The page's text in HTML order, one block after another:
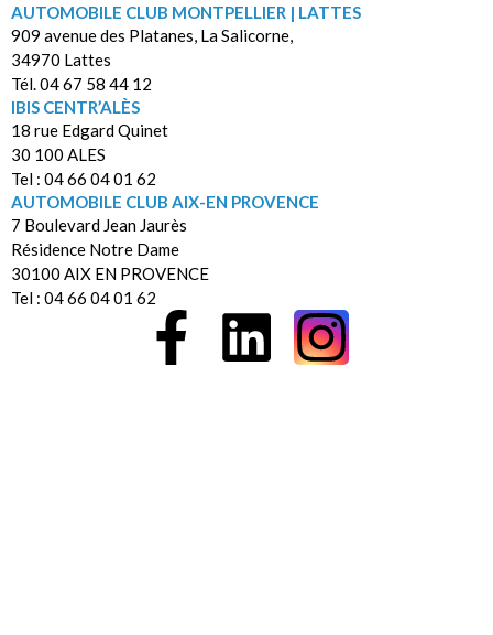
AUTOMOBILE CLUB MONTPELLIER | LATTES
909 avenue des Platanes, La Salicorne,
34970 Lattes
Tél. 04 67 58 44 12
IBIS CENTR’ALÈS
18 rue Edgard Quinet
30 100 ALES
Tel : 04 66 04 01 62
AUTOMOBILE CLUB AIX-EN PROVENCE
7 Boulevard Jean Jaurès
Résidence Notre Dame
30100 AIX EN PROVENCE
Tel : 04 66 04 01 62